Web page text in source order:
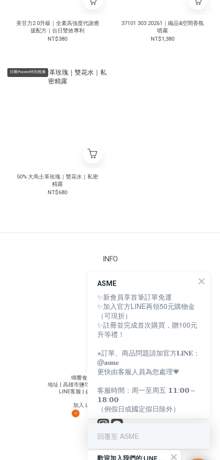
美甘力2.0升級｜全素高強度代謝應
援配方｜台日雙效專利
NT$380
37101 303 20261｜織品&空間香氛
噴霧
NT$1,380
日雜Poco'ce特別推薦
50% 大馬士革玫瑰｜雙花水｜私密
精露
NT$680
INFO
安心檢測
條款與細則
隱私權政策
個人資料保護法
165 防詐騙聲明
ASME
鳴響食有限公司 | 統編 90899357
地址 | 高雄市鹽埕區大義街 2-1 號駁二大義倉庫 C7-4
LINE客服 | @asme ( 一至五 11:00 - 17:30 )
加入 LINE 群獲得第一手消息！
ASME
✨新會員享首筆訂單免運
✨加入官方LINE再領50元購物金
（可現折）
✨註冊並完成首次購買，贈100元
升等禮！
※訂單、商品問題請加官方𝐋𝐈𝐍𝐄：
@𝐚𝐬𝐦𝐞
更快由客服人員為您處理💗
客服時間：周一至周五 𝟭𝟭:𝟬𝟬～
𝟭𝟴:𝟬𝟬
（例假日或國定假日除外）
回覆至 ASME
歡
迎加入我們的 LINE 好友